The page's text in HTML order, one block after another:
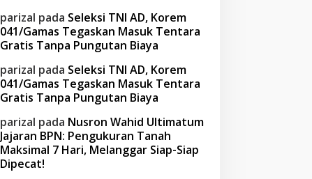
parizal pada Seleksi TNI AD, Korem
041/Gamas Tegaskan Masuk Tentara
Gratis Tanpa Pungutan Biaya
parizal pada Seleksi TNI AD, Korem
041/Gamas Tegaskan Masuk Tentara
Gratis Tanpa Pungutan Biaya
parizal pada Nusron Wahid Ultimatum
Jajaran BPN: Pengukuran Tanah
Maksimal 7 Hari, Melanggar Siap-Siap
Dipecat!